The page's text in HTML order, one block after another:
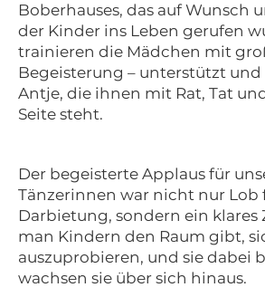
Boberhauses, das auf Wunsch
der Kinder ins Leben gerufen
trainieren die Mädchen mit
Begeisterung – unterstützt
Antje, die ihnen mit Rat, Tat
Seite steht.
Der begeisterte Applaus für
Tänzerinnen war nicht nur Lob
Darbietung, sondern ein klares
man Kindern den Raum gibt,
auszuprobieren, und sie dabei
wachsen sie über sich hinaus.